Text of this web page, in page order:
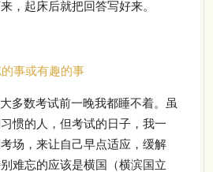
，起床后就把回答写好来。
事或有趣的事
大多数考试前一晚我都睡不着。虽
惯的人，但考试的日子，我一
场，来让自己早点适应，缓解
难忘的应该是横国（横滨国立